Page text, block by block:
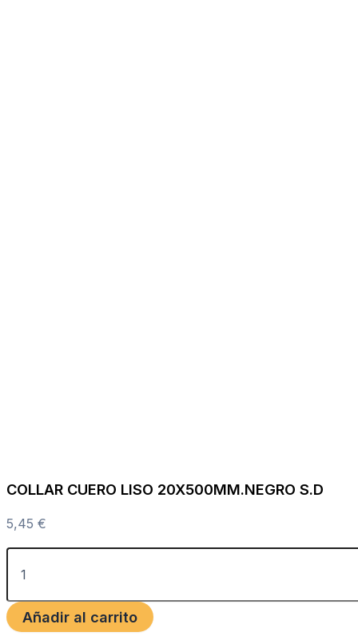
COLLAR CUERO LISO 20X500MM.NEGRO S.D
5,45 €
Añadir al carrito